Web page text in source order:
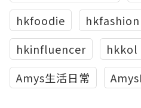
hkfoodie
hkinfluencer
hkkol
Amys生活日常